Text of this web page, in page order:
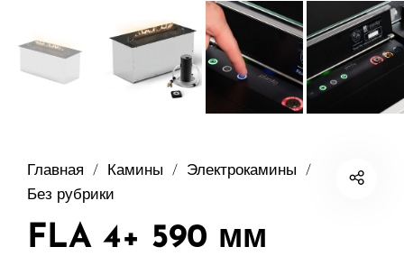
Главная / Камины / Электрокамины
/
Без рубрики
FLA 4+ 590 мм